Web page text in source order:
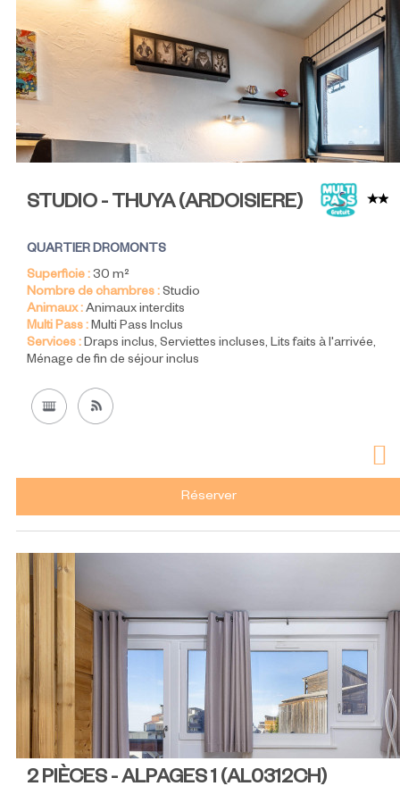
STUDIO - THUYA(ARDOISIERE)
QUARTIER DROMONTS
Superficie :30 m²
Nombre de chambres :Studio
Animaux :Animaux interdits
Multi Pass :Multi Pass Inclus
Services :Draps inclus Serviettes incluses Lits faits à l'arrivée
Ménage de fin de séjour inclus
Réserver
2 PIÈCES - ALPAGES 1 (AL0312CH)